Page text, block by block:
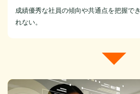
成績優秀な社員の傾向や共通点を把握で
れない。